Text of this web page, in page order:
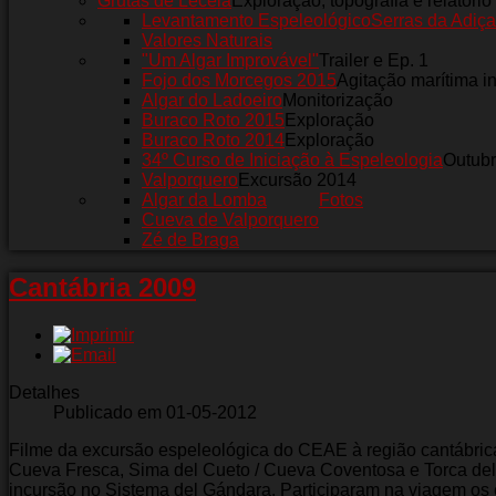
Serras da
Levantamento Espeleológico
Valores Naturais
"Um Algar Improvável"Trailer e Ep. 1
Fojo dos Morcegos 2015Agitação marítima
Algar do LadoeiroMonitorização
Buraco Roto 2015 Exploração
Buraco Roto 2014Exploração
34º Curso de Iniciação à Espeleologia
ValporqueroExcursão 2014
Fotos
Algar da Lomba
Cueva de Valporquero
Zé de Braga
Cantábria 2009
Detalhes
Publicado em 01-05-2012
Filme da excursão espeleológica do CEAE à região
Cueva Fresca, Sima del Cueto / Cueva Coventosa e Torca
incursão no Sistema del Gándara. Participaram na viagem